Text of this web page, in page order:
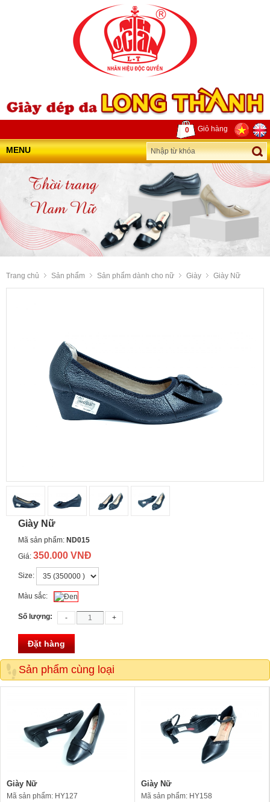
0 Giỏ hàng
MENU
Trang chủ Sản phẩm Sản phẩm dành cho nữ Giày Giày Nữ
Giày Nữ
Mã sản phẩm: ND015
Giá: 350.000 VNĐ
Size:
Màu sắc:
Số lượng:
Đặt hàng
Sản phẩm cùng loại
Giày Nữ
Mã sản phẩm: HY127
Giày Nữ
Mã sản phẩm: HY158